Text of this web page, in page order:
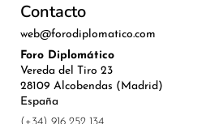
Contacto
web@forodiplomatico.com
Foro Diplomático
Vereda del Tiro 23
28109 Alcobendas (Madrid)
España